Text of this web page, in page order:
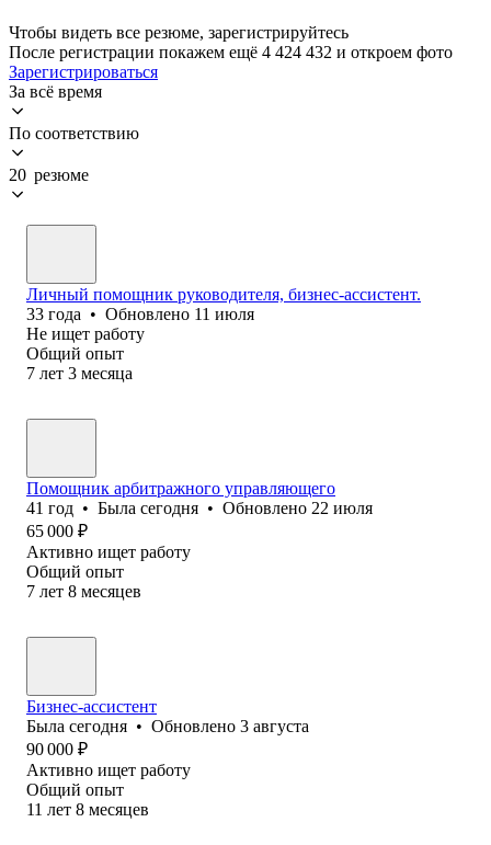
Чтобы видеть все резюме, зарегистрируйтесь
После регистрации покажем ещё 4 424 432 и откроем фото
Зарегистрироваться
За всё время
По соответствию
20 резюме
Личный помощник руководителя, бизнес-ассистент.
33 года • Обновлено 11 июля
Не ищет работу
Общий опыт
7 лет 3 месяца
Помощник арбитражного управляющего
41 год • Была сегодня • Обновлено 22 июля
65 000 ₽
Активно ищет работу
Общий опыт
7 лет 8 месяцев
Бизнес-ассистент
Была сегодня • Обновлено 3 августа
90 000 ₽
Активно ищет работу
Общий опыт
11 лет 8 месяцев